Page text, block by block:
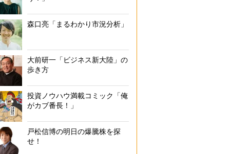
森口亮「まるわかり市況分析」
大前研一「ビジネス新大陸」の
歩き方
投資ノウハウ満載コミック「俺
がカブ番長！」
戸松信博の明日の爆騰株を探
せ！